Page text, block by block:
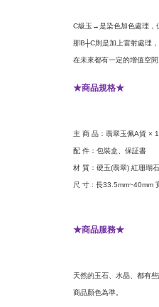
C級玉 →是染色加色處理，
那B┼C則是加上雷射處理
在未來都有一定的增值空間
★商品規格★
主 商 品：翡翠玉佩A貨 × 1
配 件：包裝盒、保証書
材 質：硬玉(翡翠) 紅珊瑚
尺 寸 : 長33.5mm~40mm
★商品服務★
天然的玉石、水晶、都有
商品顏色為準。